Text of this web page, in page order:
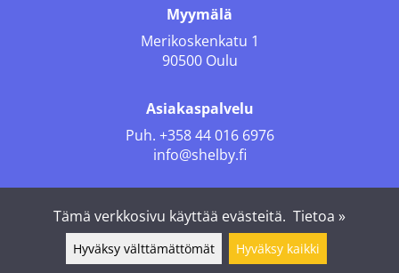
Myymälä
Merikoskenkatu 1
90500 Oulu
Asiakaspalvelu
Puh. +358 44 016 6976
info@shelby.fi
Tämä verkkosivu käyttää evästeitä. Tietoa »
Hyväksy välttämättömät Hyväksy kaikki